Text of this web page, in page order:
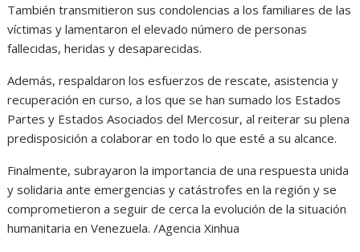
También transmitieron sus condolencias a los familiares de las
víctimas y lamentaron el elevado número de personas
fallecidas, heridas y desaparecidas.
Además, respaldaron los esfuerzos de rescate, asistencia y
recuperación en curso, a los que se han sumado los Estados
Partes y Estados Asociados del Mercosur, al reiterar su plena
predisposición a colaborar en todo lo que esté a su alcance.
Finalmente, subrayaron la importancia de una respuesta unida
y solidaria ante emergencias y catástrofes en la región y se
comprometieron a seguir de cerca la evolución de la situación
humanitaria en Venezuela. /Agencia Xinhua